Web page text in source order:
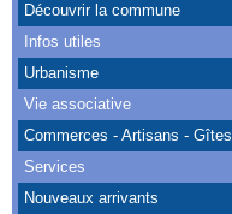
Transports
Agenda
Albums
Nous Contacter
Découvrir la commune
Infos utiles
Urbanisme
Vie associative
Commerces - Artisans - Gîtes
Services
Nouveaux arrivants